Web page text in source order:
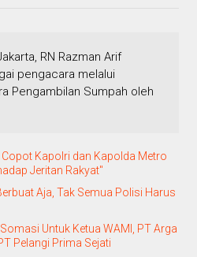
RN Razman Arif
pengacara melalui
Pengambilan Sumpah oleh
Copot Kapolri dan Kapolda Metro
Jeritan Rakyat"
Aja, Tak Semua Polisi Harus
Untuk Ketua WAMI, PT Arga
Pelangi Prima Sejati